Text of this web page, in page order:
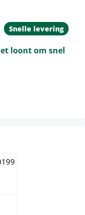
Snelle levering
loont om snel